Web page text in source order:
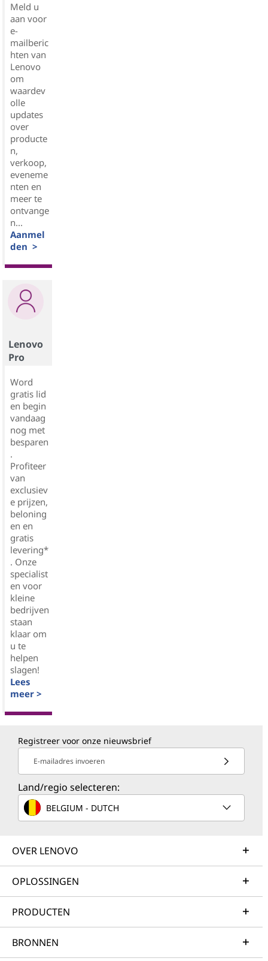
Meld u
aan voor
e-
mailberic
hten van
Lenovo
om
waardev
olle
updates
over
producte
n,
verkoop,
eveneme
nten en
meer te
ontvange
n...
Aanmel
den >
Lenovo
Pro
Word
gratis lid
en begin
vandaag
nog met
besparen
.
Profiteer
van
exclusiev
e prijzen,
beloning
en en
gratis
levering*
. Onze
specialist
en voor
kleine
bedrijven
staan
klaar om
u te
helpen
slagen!
Lees
meer >
Registreer voor onze nieuwsbrief
E-mailadres invoeren
Land/regio selecteren:
BELGIUM - DUTCH
OVER LENOVO
OPLOSSINGEN
PRODUCTEN
BRONNEN